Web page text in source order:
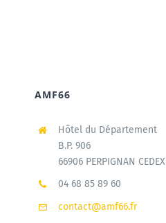
AMF66
Hôtel du Département
B.P. 906
66906 PERPIGNAN CEDEX
04 68 85 89 60
contact@amf66.fr